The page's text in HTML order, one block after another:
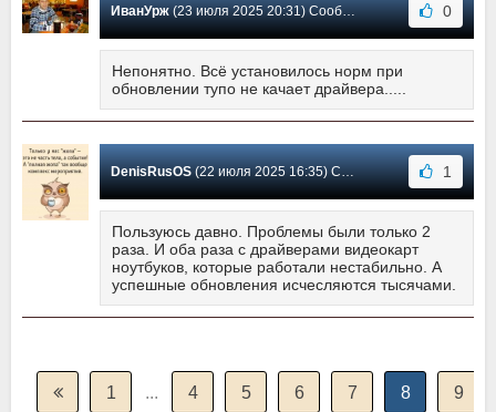
ИванУрж(23 июля 2025 20:31) Сообщение #3685 0
Непонятно. Всё установилось норм при
обновлении тупо не качает драйвера.....
DenisRusOS(22 июля 2025 16:35) Сообщение #3684 1
Пользуюсь давно. Проблемы были только 2
раза. И оба раза с драйверами видеокарт
ноутбуков, которые работали нестабильно. А
успешные обновления исчесляются тысячами.
1 ... 4 5 6 7 8 9